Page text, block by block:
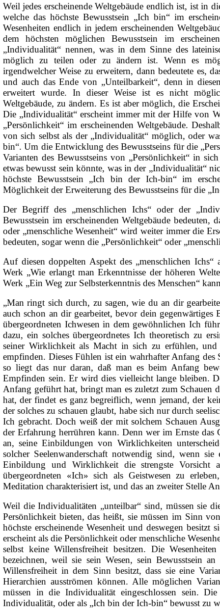
Weil jedes erscheinende Weltgebäude endlich ist, ist in
welche das höchste Bewusstsein „Ich bin“ im
Wesenheiten endlich in jedem erscheinenden
dem höchsten möglichen Bewusstsein im
„Individualität“ nennen, was in dem Sinne des
möglich zu teilen oder zu ändern ist. Wenn es
irgendwelcher Weise zu erweitern, dann bedeutete es,
und auch das Ende von „Unteilbarkeit“, denn in
erweitert wurde. In dieser Weise ist es nicht
Weltgebäude, zu ändern. Es ist aber möglich, die
Die „Individualität“ erscheint immer mit der Hilfe von
„Persönlichkeit“ im erscheinenden Weltgebäude.
von sich selbst als der „Individualität“ möglich, oder
bin“. Um die Entwicklung des Bewusstseins für die
Varianten des Bewusstseins von „Persönlichkeit“ in
etwas bewusst sein könnte, was in der „Individualität“
höchste Bewusstsein „Ich bin der Ich-bin“ im
Möglichkeit der Erweiterung des Bewusstseins für die
Der Begriff des „menschlichen Ichs“ oder der
Bewusstsein im erscheinenden Weltgebäude
oder „menschliche Wesenheit“ wird weiter immer die
bedeuten, sogar wenn die „Persönlichkeit“ oder
Auf diesen doppelten Aspekt des „menschlichen
Werk „Wie erlangt man Erkenntnisse der höheren
Werk „Ein Weg zur Selbsterkenntnis des Menschen“
„Man ringt sich durch, zu sagen, wie du an dir
auch schon an dir gearbeitet, bevor dein
übergeordneten Ichwesen in dem gewöhnlichen Ich
dazu, ein solches übergeordnetes Ich theoretisch zu
seiner Wirklichkeit als Macht in sich zu erfühlen,
empfinden. Dieses Fühlen ist ein wahrhafter Anfang
so liegt das nur daran, daß man es beim Anfang
Empfinden sein. Er wird dies vielleicht lange bleiben.
Anfang geführt hat, bringt man es zuletzt zum Schauen
hat, der findet es ganz begreiflich, wenn jemand, der
der solches zu schauen glaubt, habe sich nur durch
Ich gebracht. Doch weiß der mit solchem Schauen
der Erfahrung herrühren kann. Denn wer im Ernste das
an, seine Einbildungen von Wirklichkeiten
solcher Seelenwanderschaft notwendig sind, wenn
Einbildung und Wirklichkeit die strengste
übergeordneten «Ich» sich als Geistwesen zu
Meditation charakterisiert ist, und das an zweiter Stelle
Weil die Individualitäten „unteilbar“ sind, müssen sie
Persönlichkeit bieten, das heißt, sie müssen im Sinn
höchste erscheinende Wesenheit und deswegen
erscheint als die Persönlichkeit oder menschliche
selbst keine Willensfreiheit besitzen. Die
bezeichnen, weil sie sein Wesen, sein Bewusstsein
Willensfreiheit in dem Sinn besitzt, dass sie eine
Hierarchien ausströmen können. Alle möglichen
müssen in die Individualität eingeschlossen sein.
Individualität, oder als „Ich bin der Ich-bin“ bewusst zu